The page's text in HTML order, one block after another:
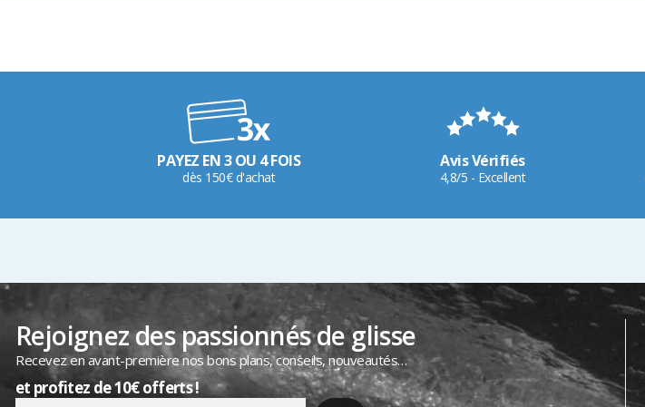
PAYEZ EN 3 OU 4 FOIS
dès 150€ d'achat
Avis Vérifiés
4,8/5 - Excellent
Rejoignez des passionnés de glisse
Recevez en avant-première nos bons plans, conseils, nouveautés…
et profitez de 10€ offerts !